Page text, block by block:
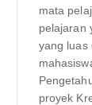
mata
pelajaran
yang luas
proyek